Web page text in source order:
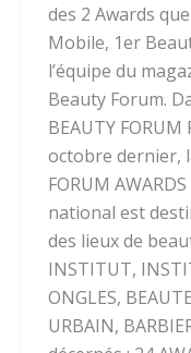
des 2 Awards
Mobile, 1er
l’équipe du
Beauty Forum.
BEAUTY FORUM
octobre dernier,
FORUM
national est
des lieux de
INSTITUT,
ONGLES,
URBAIN,